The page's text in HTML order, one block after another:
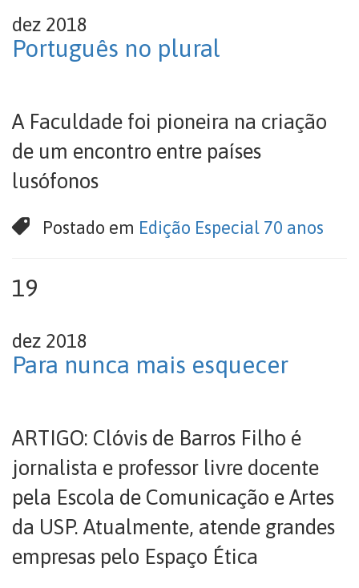
dez 2018
Português no plural
A Faculdade foi pioneira na criação
de um encontro entre países
lusófonos
Postado em Edição Especial 70 anos
19
dez 2018
Para nunca mais esquecer
ARTIGO: Clóvis de Barros Filho é
jornalista e professor livre docente
pela Escola de Comunicação e Artes
da USP. Atualmente, atende grandes
empresas pelo Espaço Ética